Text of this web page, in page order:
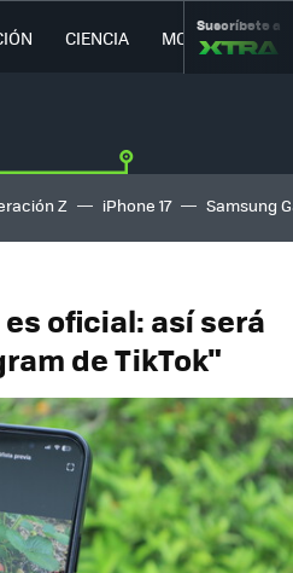
CIENCIA MOVILIDAD
Suscríbete a
Z iPhone 17 Samsung
oficial: así será
de TikTok"